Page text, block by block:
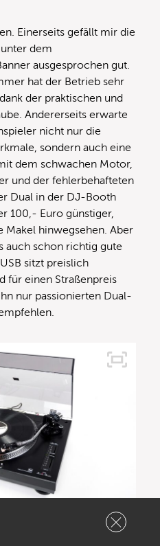
Einerseits gefällt mir die
dem
ausgesprochen gut.
hat der Betrieb sehr
der praktischen und
Andererseits erwarte
nicht nur die
sondern auch eine
dem schwachen Motor,
und der fehlerbehafteten
Dual in der DJ-Booth
100,- Euro günstiger,
Makel hinwegsehen. Aber
auch schon richtig gute
sitzt preislich
für einen Straßenpreis
nur passionierten Dual-